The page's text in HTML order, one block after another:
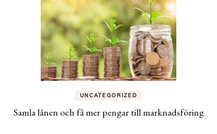
UNCATEGORIZED
Samla lånen och få mer pengar till marknadsföring